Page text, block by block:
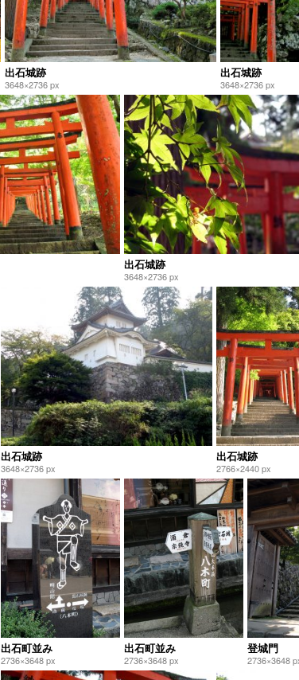
出石城跡
3648×2736 px
出石城跡
3648×2736 px
出石城跡
3648×2736 px
出石城跡
3648×2736 px
出石城跡
2766×2440 px
出石町並み
2736×3648 px
出石町並み
2736×3648 px
登城門
2736×3648